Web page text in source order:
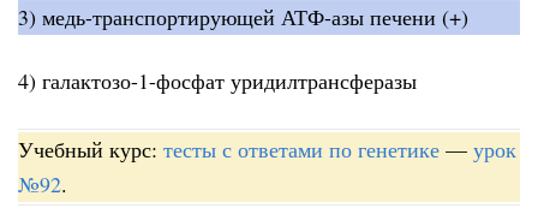
3) медь-транспортирующей АТФ-азы печени (+)
4) галактозо-1-фосфат уридилтрансферазы
Учебный курс: тесты с ответами по генетике — урок
№92.